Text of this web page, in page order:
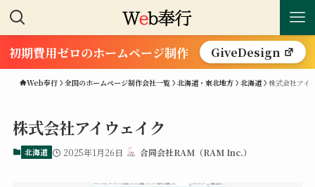
初期費用ゼロのホームページ制作 GiveDesign
Web奉行 全国のホームページ制作会社一覧 北海道・東北地方 北海道 株式会社アイ
株式会社アイウェイク
北海道 2025年1月26日 合同会社RAM（RAM Inc.）